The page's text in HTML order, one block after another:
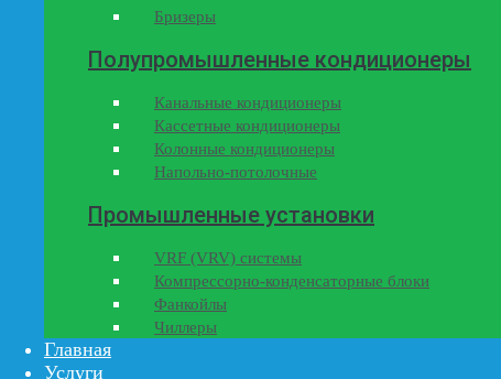
Бризеры
Полупромышленные кондиционеры
Канальные кондиционеры
Кассетные кондиционеры
Колонные кондиционеры
Напольно-потолочные
Промышленные установки
VRF (VRV) системы
Компрессорно-конденсаторные блоки
Фанкойлы
Чиллеры
Главная
Услуги